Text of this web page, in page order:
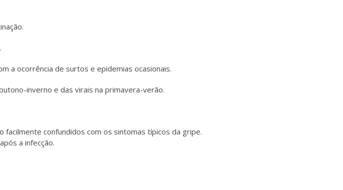
a ocorrência de surtos e epidemias ocasionais.
inverno e das virais na primavera-verão.
confundidos com os sintomas típicos da gripe.
a infecção.